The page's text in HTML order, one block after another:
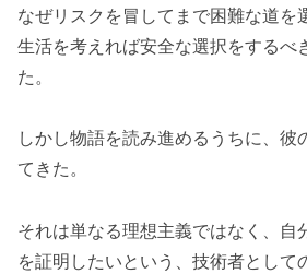
なぜリスクを冒してまで困難な道を
生活を考えれば安全な選択をするべ
た。
しかし物語を読み進めるうちに、彼
てきた。
それは単なる理想主義ではなく、自
を証明したいという、技術者として